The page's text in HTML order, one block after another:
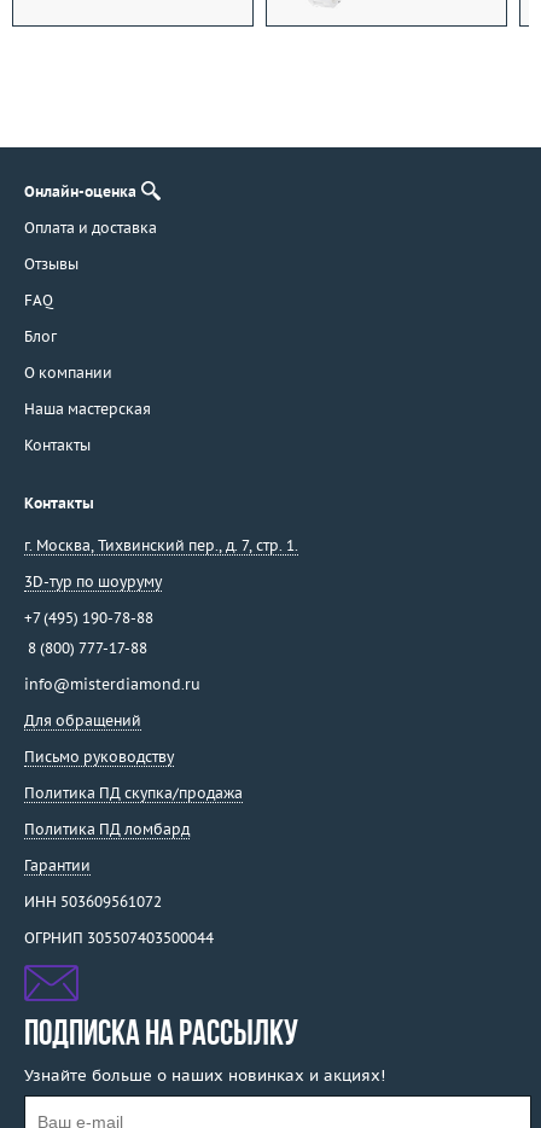
Онлайн-оценка
Оплата и доставка
Отзывы
FAQ
Блог
О компании
Наша мастерская
Контакты
Контакты
г. Москва, Тихвинский пер., д. 7, стр. 1.
3D-тур по шоуруму
+7 (495) 190-78-88
8 (800) 777-17-88
info@misterdiamond.ru
Для обращений
Письмо руководству
Политика ПД скупка/продажа
Политика ПД ломбард
Гарантии
ИНН 503609561072
ОГРНИП 305507403500044
ПОДПИСКА НА РАССЫЛКУ
Узнайте больше о наших новинках и акциях!